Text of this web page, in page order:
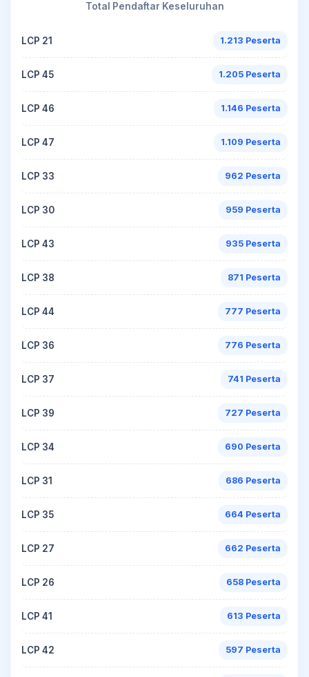
Total Pendaftar Keseluruhan
LCP 21 1.213 Peserta
LCP 45 1.205 Peserta
LCP 46 1.146 Peserta
LCP 47 1.109 Peserta
LCP 33 962 Peserta
LCP 30 959 Peserta
LCP 43 935 Peserta
LCP 38 871 Peserta
LCP 44 777 Peserta
LCP 36 776 Peserta
LCP 37 741 Peserta
LCP 39 727 Peserta
LCP 34 690 Peserta
LCP 31 686 Peserta
LCP 35 664 Peserta
LCP 27 662 Peserta
LCP 26 658 Peserta
LCP 41 613 Peserta
LCP 42 597 Peserta